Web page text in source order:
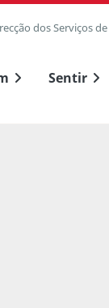
dos Serviços
Sentir